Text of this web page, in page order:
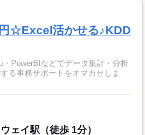
☆Excel活かせる♪KDD
・PowerBIなどでデータ集計・分析
る事務サポートをオマカセしま
ェイ駅（徒歩 1分）